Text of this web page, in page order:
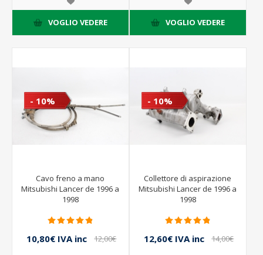
VOGLIO VEDERE VOGLIO VEDERE
- 10%
Cavo freno a mano
Mitsubishi Lancer de 1996 a
1998
10,80€ IVA inc
12,00€
- 10%
Collettore di aspirazione
Mitsubishi Lancer de 1996 a
1998
12,60€ IVA inc
14,00€